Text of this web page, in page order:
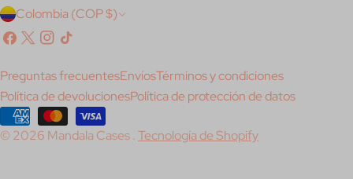
P
a
í
s
/
r
Colombia (COP $)
Facebook
X
Instagram
Tik
© 2026 Mandala Cases.Tecnología de Shopify
Preguntas frecuentesEnvíosTérminos y condiciones
Política de devolucionesPolítica de protección de datos
Métodos
de